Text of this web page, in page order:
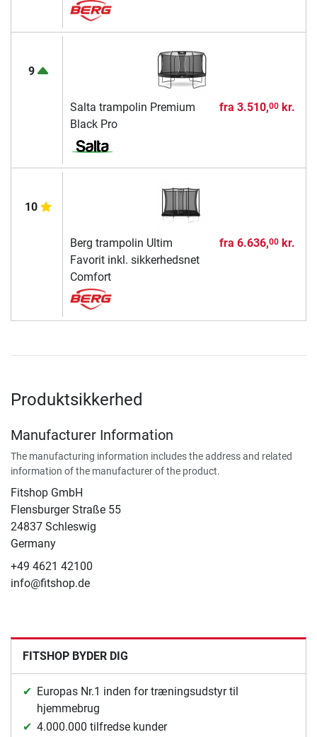
9
Salta trampolin Premium
Black Pro
fra 3.510,00kr.
10
Berg trampolin Ultim
Favorit inkl. sikkerhedsnet
Comfort
fra 6.636,00kr.
Produktsikkerhed
Manufacturer Information
The manufacturing information includes the address and related
information of the manufacturer of the product.
Fitshop GmbH
Flensburger Straße 55
24837 Schleswig
Germany
+49 4621 42100
info@fitshop.de
FITSHOP BYDER DIG
Europas Nr.1 inden for træningsudstyr til
hjemmebrug
4.000.000 tilfredse kunder